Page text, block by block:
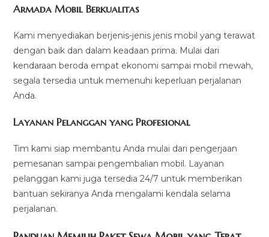
Armada Mobil Berkualitas
Kami menyediakan berjenis-jenis jenis mobil yang terawat
dengan baik dan dalam keadaan prima. Mulai dari
kendaraan beroda empat ekonomi sampai mobil mewah,
segala tersedia untuk memenuhi keperluan perjalanan
Anda.
Layanan Pelanggan yang Profesional
Tim kami siap membantu Anda mulai dari pengerjaan
pemesanan sampai pengembalian mobil. Layanan
pelanggan kami juga tersedia 24/7 untuk memberikan
bantuan sekiranya Anda mengalami kendala selama
perjalanan.